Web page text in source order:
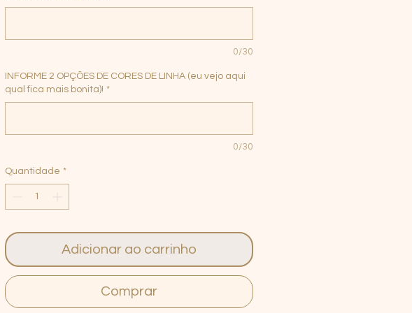
0/30
INFORME 2 OPÇÕES DE CORES DE LINHA (eu vejo aqui
qual fica mais bonita)! *
0/30
Quantidade *
Adicionar ao carrinho
Comprar